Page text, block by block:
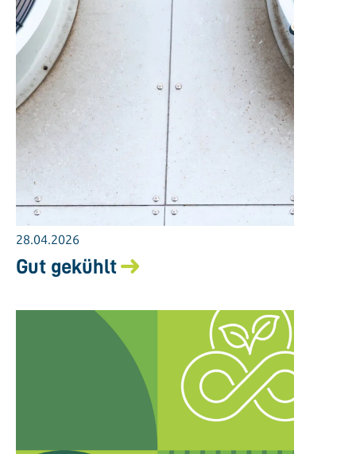
28.04.2026
Gut gekühlt